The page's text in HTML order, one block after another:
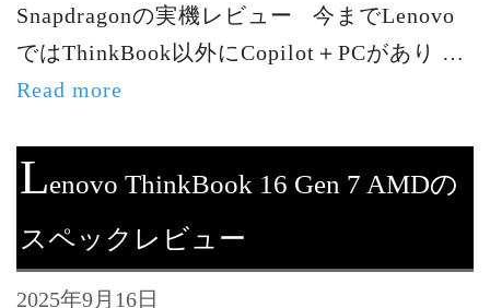
Snapdragonの実機レビュー 今までLenovo
ではThinkBook以外にCopilot＋PCがあり …
Read more
Lenovo ThinkBook 16 Gen 7 AMDの
スペックレビュー
2025年9月16日